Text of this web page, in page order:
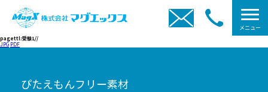
メニュー
pagettl:受験1//
JPG PDF
ぴたえもんフリー素材